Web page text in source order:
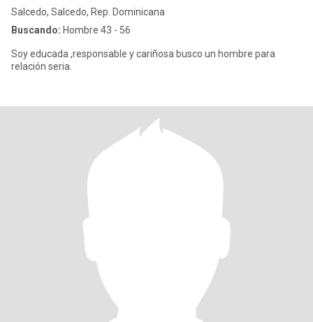
Salcedo, Salcedo, Rep. Dominicana
Buscando: Hombre 43 - 56
Soy educada ,responsable y cariñosa busco un hombre para
relación seria.